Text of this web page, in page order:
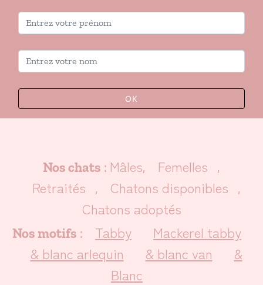
OK
Nos chats : Mâles, Femelles ,
Retraités , Chatons disponibles ,
Chatons adoptés
Nos motifs : Tabby
Mackerel tabby
& blanc arlequin
& blanc van
&
Blanc